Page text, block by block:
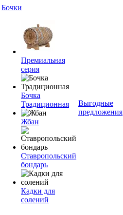
Бочки
Премиальная
серия
Бочка
Традиционная
Жбан
Ставропольский
бондарь
Кадки для
солений
Выгодные
предложения